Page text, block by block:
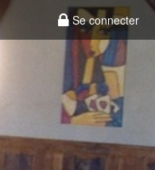
Se connecter